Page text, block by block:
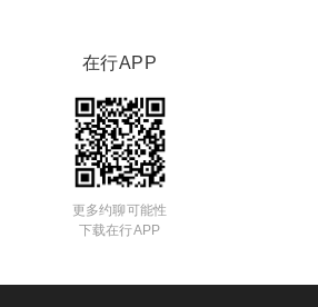
在行APP
更多约聊可能性
下载在行APP